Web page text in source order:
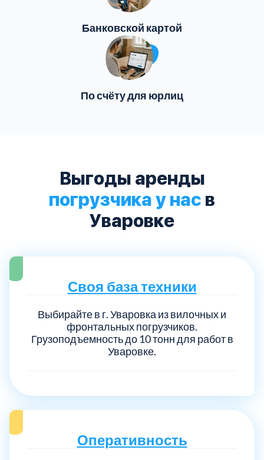
Банковской картой
По счёту для юрлиц
Выгоды аренды
погрузчика у нас в
Уваровке
Своя база техники
Выбирайте в г. Уваровка из вилочных и
фронтальных погрузчиков.
Грузоподъемность до 10 тонн для работ в
Уваровке.
Оперативность